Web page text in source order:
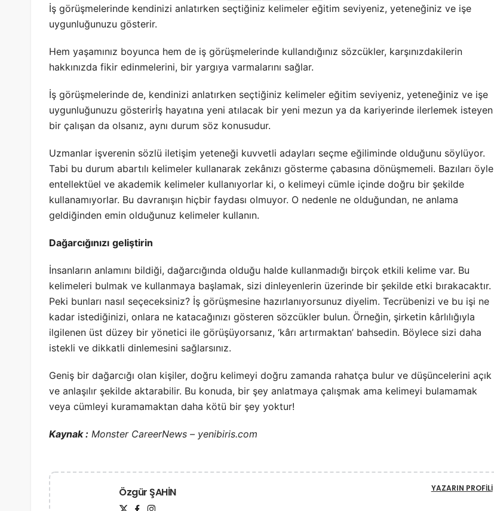
İş görüşmelerinde kendinizi anlatırken seçtiğiniz kelimeler eğitim seviyeniz, yeteneğiniz ve işe
uygunluğunuzu gösterir.
Hem yaşamınız boyunca hem de iş görüşmelerinde kullandığınız sözcükler, karşınızdakilerin
hakkınızda fikir edinmelerini, bir yargıya varmalarını sağlar.
İş görüşmelerinde de, kendinizi anlatırken seçtiğiniz kelimeler eğitim seviyeniz, yeteneğiniz ve işe
uygunluğunuzu gösterirİş hayatına yeni atılacak bir yeni mezun ya da kariyerinde ilerlemek isteyen
bir çalışan da olsanız, aynı durum söz konusudur.
Uzmanlar işverenin sözlü iletişim yeteneği kuvvetli adayları seçme eğiliminde olduğunu söylüyor.
Tabi bu durum abartılı kelimeler kullanarak zekânızı gösterme çabasına dönüşmemeli. Bazıları öyle
entellektüel ve akademik kelimeler kullanıyorlar ki, o kelimeyi cümle içinde doğru bir şekilde
kullanamıyorlar. Bu davranışın hiçbir faydası olmuyor. O nedenle ne olduğundan, ne anlama
geldiğinden emin olduğunuz kelimeler kullanın.
Dağarcığınızı geliştirin
İnsanların anlamını bildiği, dağarcığında olduğu halde kullanmadığı birçok etkili kelime var. Bu
kelimeleri bulmak ve kullanmaya başlamak, sizi dinleyenlerin üzerinde bir şekilde etki bırakacaktır.
Peki bunları nasıl seçeceksiniz? İş görüşmesine hazırlanıyorsunuz diyelim. Tecrübenizi ve bu işi ne
kadar istediğinizi, onlara ne katacağınızı gösteren sözcükler bulun. Örneğin, şirketin kârlılığıyla
ilgilenen üst düzey bir yönetici ile görüşüyorsanız, ‘kârı artırmaktan’ bahsedin. Böylece sizi daha
istekli ve dikkatli dinlemesini sağlarsınız.
Geniş bir dağarcığı olan kişiler, doğru kelimeyi doğru zamanda rahatça bulur ve düşüncelerini açık
ve anlaşılır şekilde aktarabilir. Bu konuda, bir şey anlatmaya çalışmak ama kelimeyi bulamamak
veya cümleyi kuramamaktan daha kötü bir şey yoktur!
Kaynak : Monster CareerNews – yenibiris.com
Özgür ŞAHİN YAZARIN PROFILI